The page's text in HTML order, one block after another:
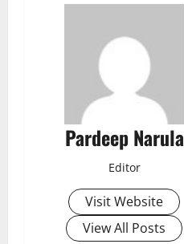
Pardeep Narula
Editor
Visit Website
View All Posts